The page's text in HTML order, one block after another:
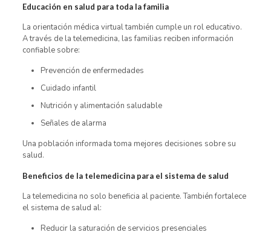
Educación en salud para toda la familia
La orientación médica virtual también cumple un rol educativo.
A través de la telemedicina, las familias reciben información
confiable sobre:
Prevención de enfermedades
Cuidado infantil
Nutrición y alimentación saludable
Señales de alarma
Una población informada toma mejores decisiones sobre su
salud.
Beneficios de la telemedicina para el sistema de salud
La telemedicina no solo beneficia al paciente. También fortalece
el sistema de salud al:
Reducir la saturación de servicios presenciales